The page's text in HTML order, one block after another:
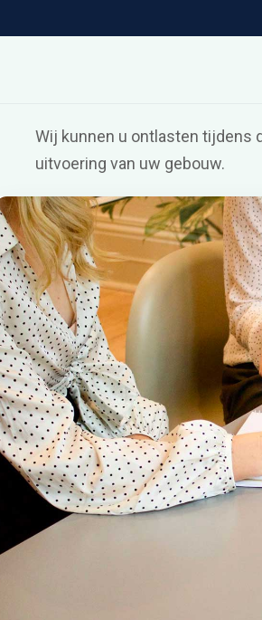
Wij kunnen u ontlasten tijdens
uitvoering van uw gebouw.